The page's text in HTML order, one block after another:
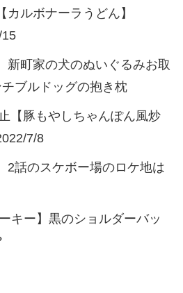
ルボナーラうどん】
新町家の犬のぬいぐるみお取
ブルドッグの抱き枕
【豚もやしちゃんぽん風炒
7/8
2話のスケボー場のロケ地は
キー】黒のショルダーバッ